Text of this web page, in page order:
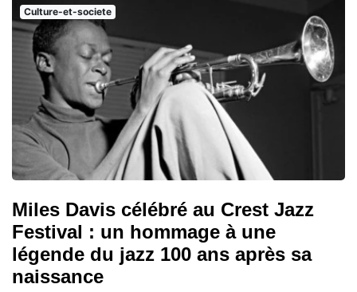
Culture-et-societe
Miles Davis célébré au Crest Jazz
Festival : un hommage à une
légende du jazz 100 ans après sa
naissance